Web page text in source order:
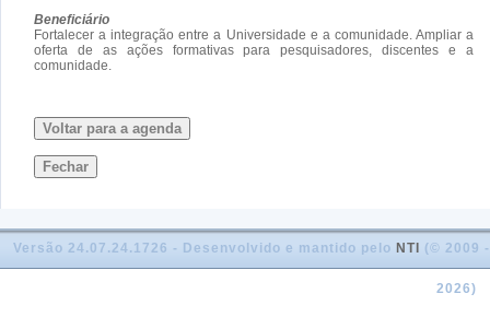
Beneficiário
Fortalecer a integração entre a Universidade e a comunidade. Ampliar a
oferta de as ações formativas para pesquisadores, discentes e a
comunidade.
Voltar para a agenda
Fechar
Versão 24.07.24.1726 - Desenvolvido e mantido pelo NTI (© 2009 -
2026)